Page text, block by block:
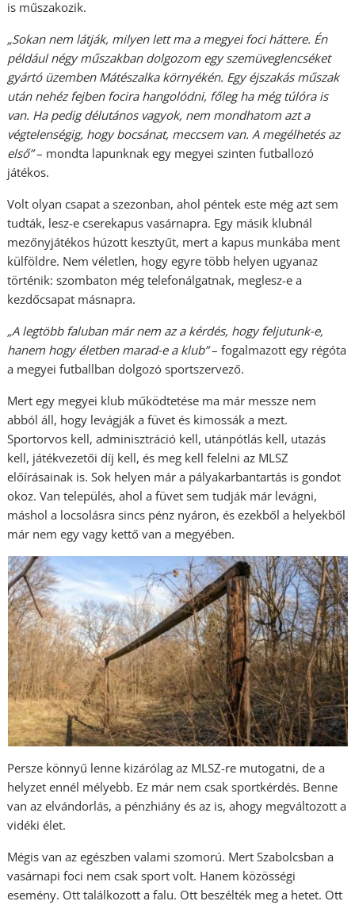
is műszakozik.
„Sokan nem látják, milyen lett ma a megyei foci háttere. Én
például négy műszakban dolgozom egy szemüveglencséket
gyártó üzemben Mátészalka környékén. Egy éjszakás műszak
után nehéz fejben focira hangolódni, főleg ha még túlóra is
van. Ha pedig délutános vagyok, nem mondhatom azt a
végtelenségig, hogy bocsánat, meccsem van. A megélhetés az
első”– mondta lapunknak egy megyei szinten futballozó
játékos.
Volt olyan csapat a szezonban, ahol péntek este még azt sem
tudták, lesz-e cserekapus vasárnapra. Egy másik klubnál
mezőnyjátékos húzott kesztyűt, mert a kapus munkába ment
külföldre. Nem véletlen, hogy egyre több helyen ugyanaz
történik: szombaton még telefonálgatnak, meglesz-e a
kezdőcsapat másnapra.
„A legtöbb faluban már nem az a kérdés, hogy feljutunk-e,
hanem hogy életben marad-e a klub”– fogalmazott egy régóta
a megyei futballban dolgozó sportszervező.
Mert egy megyei klub működtetése ma már messze nem
abból áll, hogy levágják a füvet és kimossák a mezt.
Sportorvos kell, adminisztráció kell, utánpótlás kell, utazás
kell, játékvezetői díj kell, és meg kell felelni az MLSZ
előírásainak is. Sok helyen már a pályakarbantartás is gondot
okoz. Van település, ahol a füvet sem tudják már levágni,
máshol a locsolásra sincs pénz nyáron, és ezekből a helyekből
már nem egy vagy kettő van a megyében.
Persze könnyű lenne kizárólag az MLSZ-re mutogatni, de a
helyzet ennél mélyebb. Ez már nem csak sportkérdés. Benne
van az elvándorlás, a pénzhiány és az is, ahogy megváltozott a
vidéki élet.
Mégis van az egészben valami szomorú. Mert Szabolcsban a
vasárnapi foci nem csak sport volt. Hanem közösségi
esemény. Ott találkozott a falu. Ott beszélték meg a hetet. Ott